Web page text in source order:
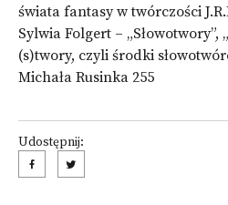
świata fantasy w twórczości
Sylwia Folgert –
(s)twory, czyli środki
Michała Rusinka 255
Udostępnij: